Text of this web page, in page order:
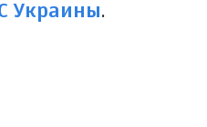
Украины.